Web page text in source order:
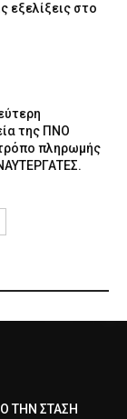
εξελίξεις στο
της ΠΝΟ
πληρωμής
ΤΗΝ ΣΤΑΣΗ